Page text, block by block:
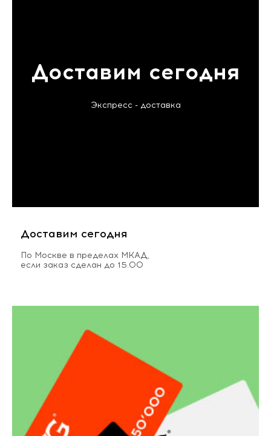
Доставим сегодня
Экспресс - доставка
Доставим сегодня
По Москве в пределах МКАД,
если заказ сделан до 15.00